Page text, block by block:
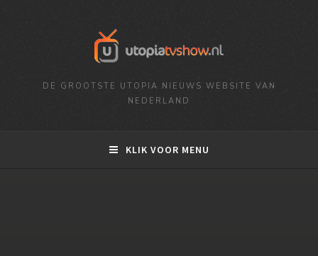
DE GROOTSTE UTOPIA NIEUWS WEBSITE VAN
NEDERLAND
KLIK VOOR MENU